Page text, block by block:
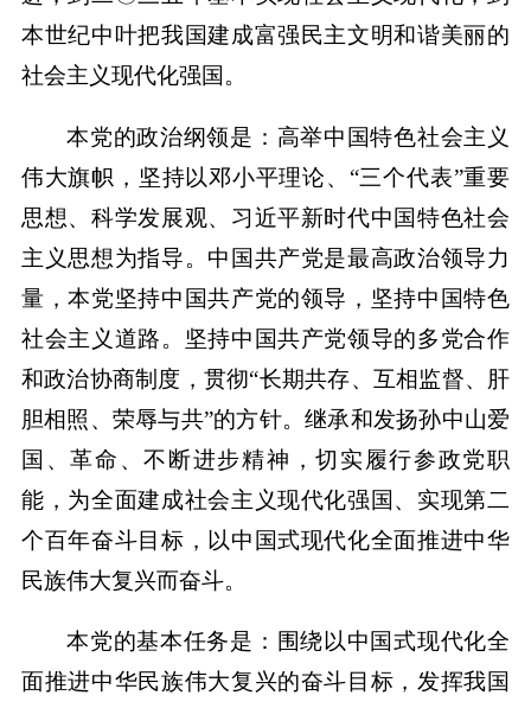
本世纪中叶把我国建成富强民主文明和谐美丽的
社会主义现代化强国。
本党的政治纲领是：高举中国特色社会主义
伟大旗帜，坚持以邓小平理论、“三个代表”重要
思想、科学发展观、习近平新时代中国特色社会
主义思想为指导。中国共产党是最高政治领导力
量，本党坚持中国共产党的领导，坚持中国特色
社会主义道路。坚持中国共产党领导的多党合作
和政治协商制度，贯彻“长期共存、互相监督、肝
胆相照、荣辱与共”的方针。继承和发扬孙中山爱
国、革命、不断进步精神，切实履行参政党职
能，为全面建成社会主义现代化强国、实现第二
个百年奋斗目标，以中国式现代化全面推进中华
民族伟大复兴而奋斗。
本党的基本任务是：围绕以中国式现代化全
面推进中华民族伟大复兴的奋斗目标，发挥我国